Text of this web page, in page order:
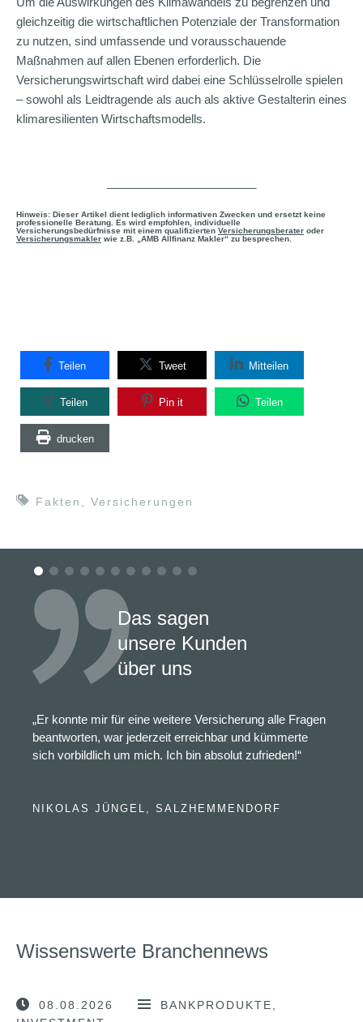
gleichzeitig die wirtschaftlichen Potenziale der Transformation
zu nutzen, sind umfassende und vorausschauende
Maßnahmen auf allen Ebenen erforderlich. Die
Versicherungswirtschaft wird dabei eine Schlüsselrolle spielen
– sowohl als Leidtragende als auch als aktive Gestalterin eines
klimaresilienten Wirtschaftsmodells.
Hinweis: Dieser Artikel dient lediglich informativen Zwecken und ersetzt keine
professionelle Beratung. Es wird empfohlen, individuelle
Versicherungsbedürfnisse mit einem qualifizierten Versicherungsberater oder
Versicherungsmakler wie z.B. „AMB Allfinanz Makler“ zu besprechen.
Teilen Tweet Mitteilen
Teilen Pin it Teilen
drucken
Fakten Versicherungen
Das sagen
unsere Kunden
über uns
„Er konnte mir für eine weitere Versicherung alle Fragen
beantworten, war jederzeit erreichbar und kümmerte
sich vorbildlich um mich. Ich bin absolut zufrieden!“
NIKOLAS JÜNGEL, SALZHEMMENDORF
Wissenswerte Branchennews
08.08.2026
BANKPRODUKTE